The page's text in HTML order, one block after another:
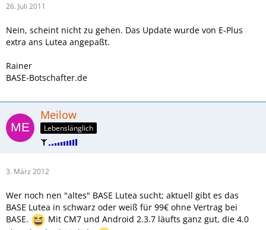
26. Juli 2011
Nein, scheint nicht zu gehen. Das Update wurde von E-Plus
extra ans Lutea angepaßt.
Rainer
BASE-Botschafter.de
Meilow
Lebenslänglich
3. März 2012
Wer noch nen "altes" BASE Lutea sucht; aktuell gibt es das
BASE Lutea in schwarz oder weiß für 99€ ohne Vertrag bei
BASE.
Mit CM7 und Android 2.3.7 läufts ganz gut, die 4.0